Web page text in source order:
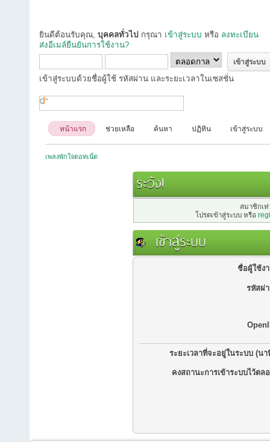
ยินดีต้อนรับคุณ, บุคคลทั่วไป กรุณา เข้าสู่ระบบ หรือ ลงทะเบียน
ส่งอีเมล์ยืนยันการใช้งาน?
เข้าสู่ระบบด้วยชื่อผู้ใช้ รหัสผ่าน และระยะเวลาในเซสชั่น
หน้าแรก ช่วยเหลือ ค้นหา ปฏิทิน เข้าสู่ระบบ
เพลงพักใจดอทเน็ต
ระวัง!
สมาชิกเ
โปรดเข้าสู่ระบบ หรือ
เข้าสู่ระบบ
ชื่อผู้ใช้ง
รหัสผ่
ระยะเวลาที่จะอยู่ในระบบ (นา
คงสถานะการเข้าระบบไว้ตล